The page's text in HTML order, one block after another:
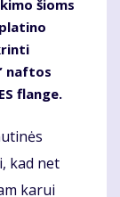
šioms
naftos
flange.
kad net
karui